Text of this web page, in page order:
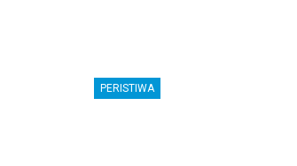
PERISTIWA